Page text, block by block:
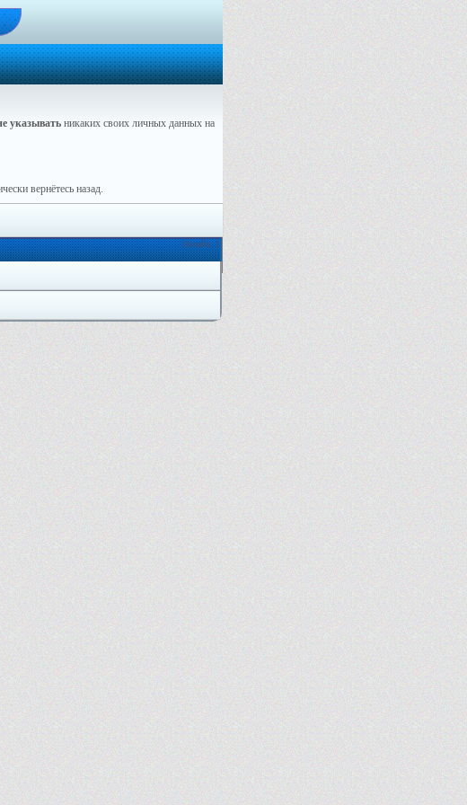
указывать никаких своих личных данных на
вернётесь назад.
Онлайн: 1